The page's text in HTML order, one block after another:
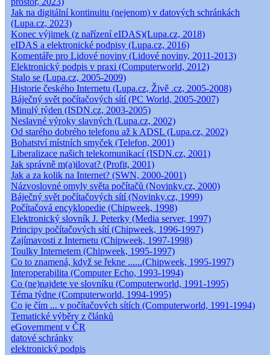
Jak na digitální kontinuitu (nejenom) v datových schránkách
(Lupa.cz, 2023)
Konec výjimek (z nařízení eIDAS)(Lupa.cz, 2018)
eIDAS a elektronické podpisy (Lupa.cz, 2016)
Komentáře pro Lidové noviny (Lidové noviny, 2011-2013)
Elektronický podpis v praxi (Computerworld, 2012)
Stalo se (Lupa.cz, 2005-2009)
Historie českého Internetu (Lupa.cz, Živě .cz, 2005-2008)
Báječný svět počítačových sítí (PC World, 2005-2007)
Minulý týden (ISDN.cz, 2003-2005)
Neslavné výroky slavných (Lupa.cz, 2002)
Od starého dobrého telefonu až k ADSL (Lupa.cz, 2002)
Bohatství místních smyček (Telefon, 2001)
Liberalizace našich telekomunikací (ISDN.cz, 2001)
Jak správně m(a)ilovat? (Profit, 2001)
Jak a za kolik na Internet? (SWN, 2000-2001)
Názvoslovné omyly světa počítačů (Novinky.cz, 2000)
Báječný svět počítačových sítí (Novinky.cz, 1999)
Počítačová encyklopedie (Chipweek, 1998)
Elektronický slovník J. Peterky (Media server, 1997)
Principy počítačových sítí (Chipweek, 1996-1997)
Zajímavosti z Internetu (Chipweek, 1997-1998)
Toulky Internetem (Chipweek, 1995-1997)
Co to znamená, když se řekne ......(Chipweek, 1995-1997)
Interoperabilita (Computer Echo, 1993-1994)
Co (ne)najdete ve slovníku (Computerworld, 1991-1995)
Téma týdne (Computerworld, 1994-1995)
Co je čím ... v počítačových sítích (Computerworld, 1991-1994)
Tematické výběry z článků
eGovernment v ČR
datové schránky
elektronický podpis